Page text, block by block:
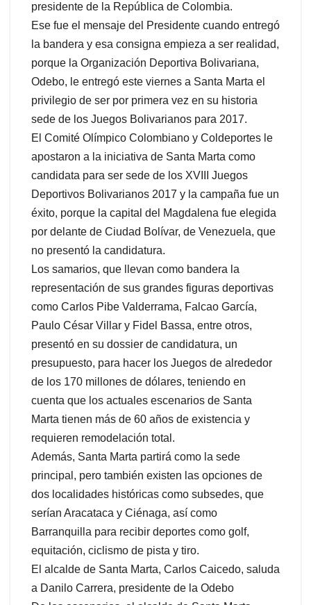
presidente de la República de Colombia.
Ese fue el mensaje del Presidente cuando entregó
la bandera y esa consigna empieza a ser realidad,
porque la Organización Deportiva Bolivariana,
Odebo, le entregó este viernes a Santa Marta el
privilegio de ser por primera vez en su historia
sede de los Juegos Bolivarianos para 2017.
El Comité Olímpico Colombiano y Coldeportes le
apostaron a la iniciativa de Santa Marta como
candidata para ser sede de los XVIII Juegos
Deportivos Bolivarianos 2017 y la campaña fue un
éxito, porque la capital del Magdalena fue elegida
por delante de Ciudad Bolívar, de Venezuela, que
no presentó la candidatura.
Los samarios, que llevan como bandera la
representación de sus grandes figuras deportivas
como Carlos Pibe Valderrama, Falcao García,
Paulo César Villar y Fidel Bassa, entre otros,
presentó en su dossier de candidatura, un
presupuesto, para hacer los Juegos de alrededor
de los 170 millones de dólares, teniendo en
cuenta que los actuales escenarios de Santa
Marta tienen más de 60 años de existencia y
requieren remodelación total.
Además, Santa Marta partirá como la sede
principal, pero también existen las opciones de
dos localidades históricas como subsedes, que
serían Aracataca y Ciénaga, así como
Barranquilla para recibir deportes como golf,
equitación, ciclismo de pista y tiro.
El alcalde de Santa Marta, Carlos Caicedo, saluda
a Danilo Carrera, presidente de la Odebo